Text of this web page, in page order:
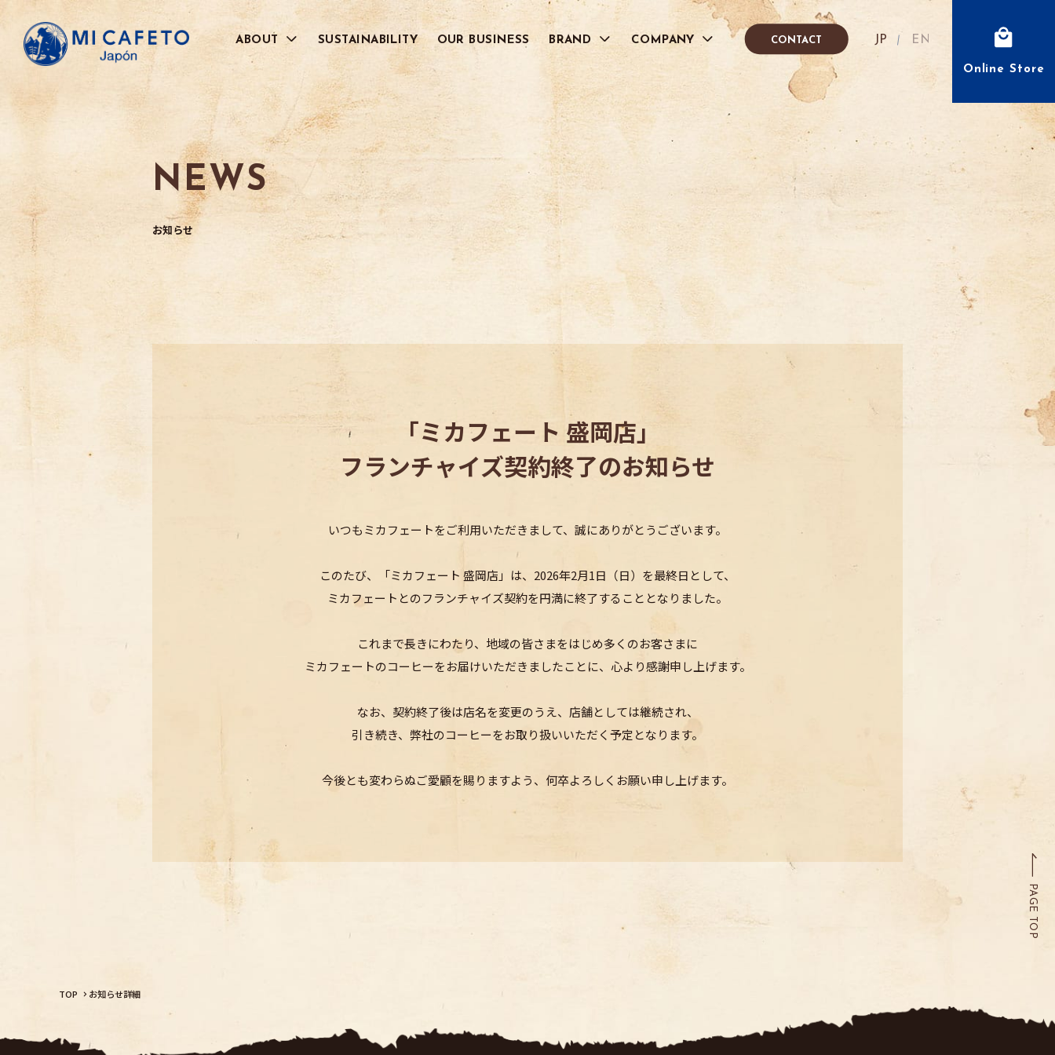
ABOUT
代表メッセージ
品質管理へのこだわり
BRAND
JAL社との取り組みについて
お取引さまのご紹介
SUSTAINABILITY OUR BUSINESS BRAND
NATURE CAFÉ
Premier Cru Café
COFFEE HUNTERS
コーヒーハンターズ
Café Puente LIQUID ICED COFFEE
COMPANY
RECRUIT
CONTACT JapaneseEnglish
Online Store
NEWS
お知らせ
「ミカフェート 盛岡店」
フランチャイズ契約終了のお知らせ
いつもミカフェートをご利用いただきまして、 誠にありがとうございます。
このたび、「ミカフェート 盛岡店」は、 2026年2月1日（日）を最終日として、
ミカフェートとのフランチャイズ契約を円満に終了することとなりました。
これまで長きにわたり、 地域の皆さまをはじめ多くのお客さまに
ミカフェートのコーヒーをお届けいただきましたことに、 心より感謝申し上げます。
なお、契約終了後は店名を変更のうえ、 店舗としては継続され、
引き続き、弊社のコーヒーをお取り扱いいただく予定となります。
今後とも変わらぬご愛顧を賜りますよう、 何卒よろしくお願い申し上げます。
TOP お知らせ詳細
PAGE TOP